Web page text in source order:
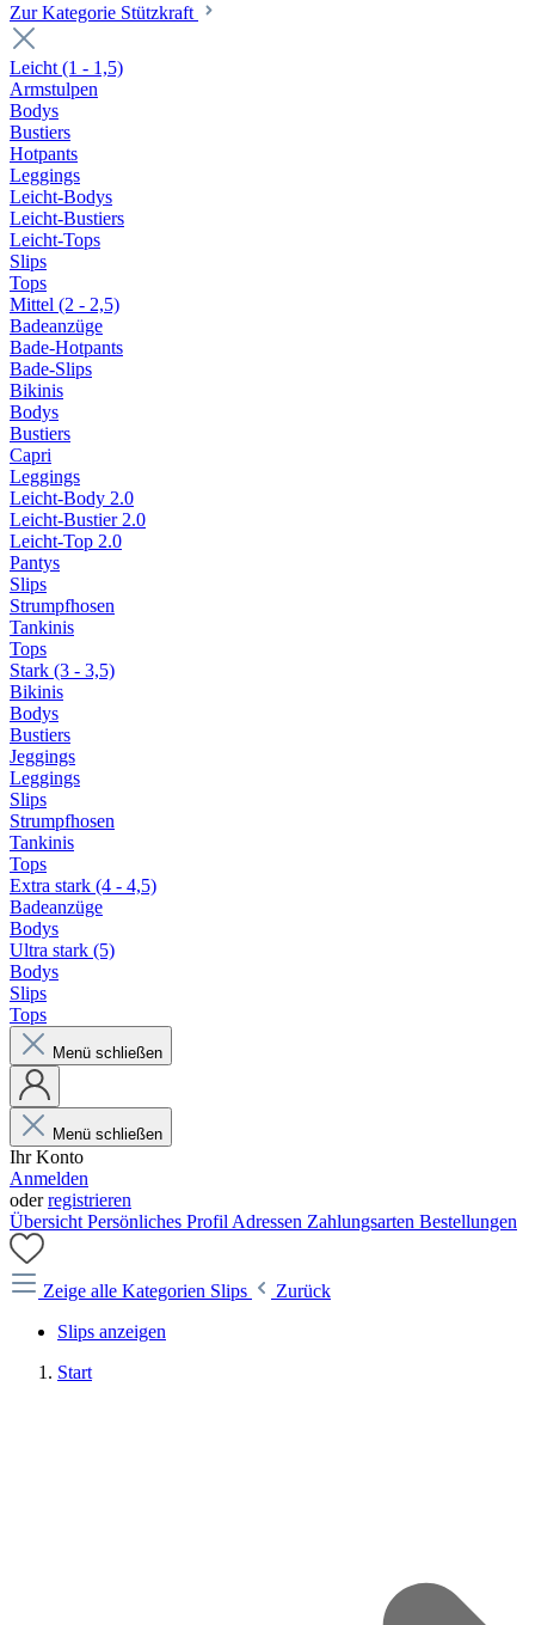
Zur Kategorie Stützkraft
Leicht (1 - 1,5)
Armstulpen
Bodys
Bustiers
Hotpants
Leggings
Leicht-Bodys
Leicht-Bustiers
Leicht-Tops
Slips
Tops
Mittel (2 - 2,5)
Badeanzüge
Bade-Hotpants
Bade-Slips
Bikinis
Bodys
Bustiers
Capri
Leggings
Leicht-Body 2.0
Leicht-Bustier 2.0
Leicht-Top 2.0
Pantys
Slips
Strumpfhosen
Tankinis
Tops
Stark (3 - 3,5)
Bikinis
Bodys
Bustiers
Jeggings
Leggings
Slips
Strumpfhosen
Tankinis
Tops
Extra stark (4 - 4,5)
Badeanzüge
Bodys
Ultra stark (5)
Bodys
Slips
Tops
Menü schließen
Menü schließen
Ihr Konto
Anmelden
oderregistrieren
Übersicht Persönliches Profil Adressen Zahlungsarten Bestellungen
Zeige alle Kategorien Slips
Zurück
Slips anzeigen
Start